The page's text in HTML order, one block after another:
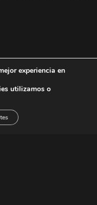
experiencia en
utilizamos o